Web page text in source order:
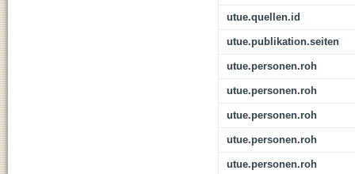
utue.quellen.id
utue.publikation.seiten
utue.personen.roh
utue.personen.roh
utue.personen.roh
utue.personen.roh
utue.personen.roh